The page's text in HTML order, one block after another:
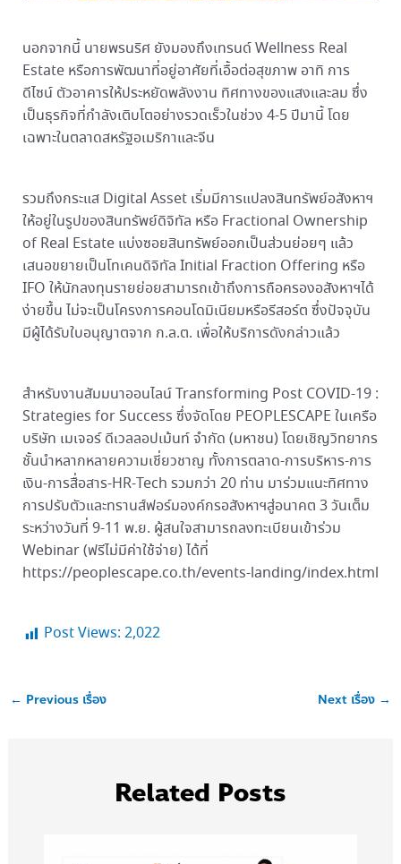
นอกจากนี้ นายพรนริศ ยังมองถึงเทรนด์ Wellness Real
Estate หรือการพัฒนาที่อยู่อาศัยที่เอื้อต่อสุขภาพ อาทิ การ
ดีไซน์ ตัวอาคารให้ประหยัดพลังงาน ทิศทางของแสงและลม ซึ่ง
เป็นธุรกิจที่กำลังเติบโตอย่างรวดเร็วในช่วง 4-5 ปีมานี้ โดย
เฉพาะในตลาดสหรัฐอเมริกาและจีน
รวมถึงกระแส Digital Asset เริ่มมีการแปลงสินทรัพย์อสังหาฯ
ให้อยู่ในรูปของสินทรัพย์ดิจิทัล หรือ Fractional Ownership
of Real Estate แบ่งซอยสินทรัพย์ออกเป็นส่วนย่อยๆ แล้ว
เสนอขยายเป็นโทเคนดิจิทัล Initial Fraction Offering หรือ
IFO ให้นักลงทุนรายย่อยสามารถเข้าถึงการถือครองอสังหาฯได้
ง่ายขึ้น ไม่จะเป็นโครงการคอนโดมิเนียมหรือรีสอร์ต ซึ่งปัจจุบัน
มีผู้ได้รับใบอนุญาตจาก ก.ล.ต. เพื่อให้บริการดังกล่าวแล้ว
สำหรับงานสัมมนาออนไลน์ Transforming Post COVID-19 :
Strategies for Success ซึ่งจัดโดย PEOPLESCAPE ในเครือ
บริษัท เมเจอร์ ดีเวลลอปเม้นท์ จำกัด (มหาชน) โดยเชิญวิทยากร
ชั้นนำหลากหลายความเชี่ยวชาญ ทั้งการตลาด-การบริหาร-การ
เงิน-การสื่อสาร-HR-Tech รวมกว่า 20 ท่าน มาร่วมแนะทิศทาง
การปรับตัวและทรานส์ฟอร์มองค์กรอสังหาฯสู่อนาคต 3 วันเต็ม
ระหว่างวันที่ 9-11 พ.ย. ผู้สนใจสามารถลงทะเบียนเข้าร่วม
Webinar (ฟรีไม่มีค่าใช้จ่าย) ได้ที่
https://peoplescape.co.th/events-landing/index.html
Post Views: 2,022
← Previous เรื่อง Next เรื่อง →
Related Posts